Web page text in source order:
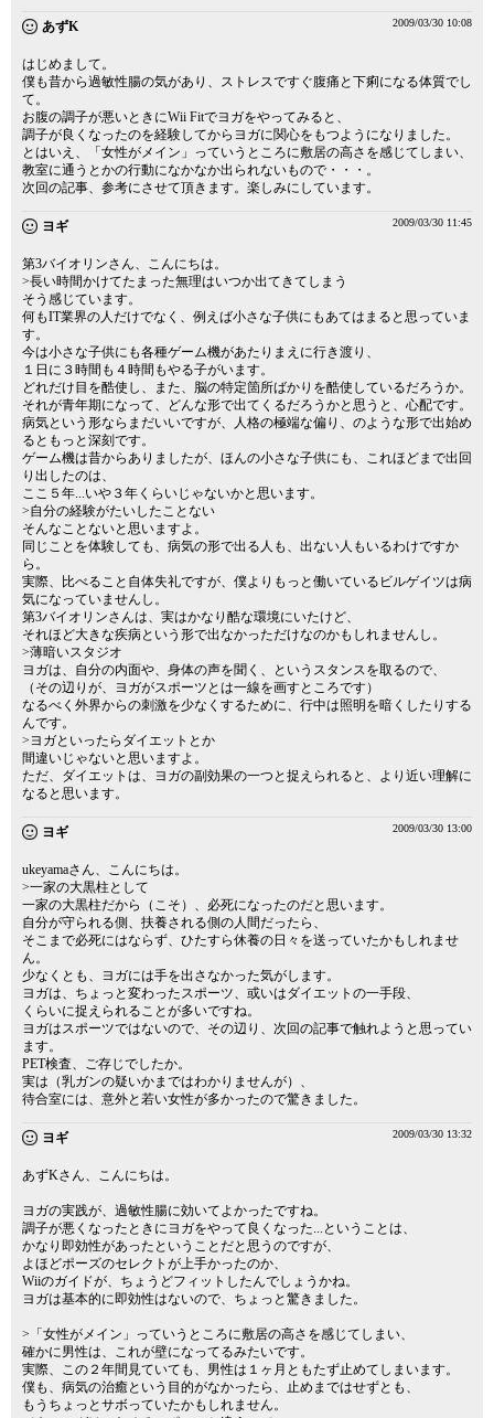
あずK 2009/03/30 10:08
はじめまして。
僕も昔から過敏性腸の気があり、ストレスですぐ腹痛と下痢になる体質でし
て。
お腹の調子が悪いときにWii Fitでヨガをやってみると、
調子が良くなったのを経験してからヨガに関心をもつようになりました。
とはいえ、「女性がメイン」っていうところに敷居の高さを感じてしまい、
教室に通うとかの行動になかなか出られないもので・・・。
次回の記事、参考にさせて頂きます。楽しみにしています。
ヨギ 2009/03/30 11:45
第3バイオリンさん、こんにちは。
>長い時間かけてたまった無理はいつか出てきてしまう
そう感じています。
何もIT業界の人だけでなく、例えば小さな子供にもあてはまると思っていま
す。
今は小さな子供にも各種ゲーム機があたりまえに行き渡り、
１日に３時間も４時間もやる子がいます。
どれだけ目を酷使し、また、脳の特定箇所ばかりを酷使しているだろうか。
それが青年期になって、どんな形で出てくるだろうかと思うと、心配です。
病気という形ならまだいいですが、人格の極端な偏り、のような形で出始め
るともっと深刻です。
ゲーム機は昔からありましたが、ほんの小さな子供にも、これほどまで出回
り出したのは、
ここ５年...いや３年くらいじゃないかと思います。
>自分の経験がたいしたことない
そんなことないと思いますよ。
同じことを体験しても、病気の形で出る人も、出ない人もいるわけですか
ら。
実際、比べること自体失礼ですが、僕よりもっと働いているビルゲイツは病
気になっていませんし。
第3バイオリンさんは、実はかなり酷な環境にいたけど、
それほど大きな疾病という形で出なかっただけなのかもしれませんし。
>薄暗いスタジオ
ヨガは、自分の内面や、身体の声を聞く、というスタンスを取るので、
（その辺りが、ヨガがスポーツとは一線を画すところです）
なるべく外界からの刺激を少なくするために、行中は照明を暗くしたりする
んです。
>ヨガといったらダイエットとか
間違いじゃないと思いますよ。
ただ、ダイエットは、ヨガの副効果の一つと捉えられると、より近い理解に
なると思います。
ヨギ 2009/03/30 13:00
ukeyamaさん、こんにちは。
>一家の大黒柱として
一家の大黒柱だから（こそ）、必死になったのだと思います。
自分が守られる側、扶養される側の人間だったら、
そこまで必死にはならず、ひたすら休養の日々を送っていたかもしれませ
ん。
少なくとも、ヨガには手を出さなかった気がします。
ヨガは、ちょっと変わったスポーツ、或いはダイエットの一手段、
くらいに捉えられることが多いですね。
ヨガはスポーツではないので、その辺り、次回の記事で触れようと思ってい
ます。
PET検査、ご存じでしたか。
実は（乳ガンの疑いかまではわかりませんが）、
待合室には、意外と若い女性が多かったので驚きました。
ヨギ 2009/03/30 13:32
あずKさん、こんにちは。
ヨガの実践が、過敏性腸に効いてよかったですね。
調子が悪くなったときにヨガをやって良くなった...ということは、
かなり即効性があったということだと思うのですが、
よほどポーズのセレクトが上手かったのか、
Wiiのガイドが、ちょうどフィットしたんでしょうかね。
ヨガは基本的に即効性はないので、ちょっと驚きました。
>「女性がメイン」っていうところに敷居の高さを感じてしまい、
確かに男性は、これが壁になってるみたいです。
実際、この２年間見ていても、男性は１ヶ月ともたず止めてしまいます。
僕も、病気の治癒という目的がなかったら、止めまではせずとも、
もうちょっとサボっていたかもしれません。